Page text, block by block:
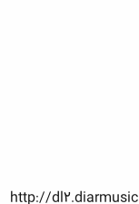
http://